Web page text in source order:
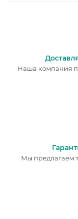
Наша компания
Мы предлагаем